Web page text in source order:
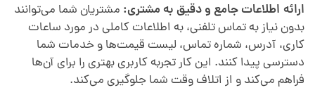
ارائه اطلاعات جامع و دقیق به مشتری: مشتریان شما می‌توانند
بدون نیاز به تماس تلفنی، به اطلاعات کاملی در مورد ساعات
کاری، آدرس، شماره تماس، لیست قیمت‌ها و خدمات شما
دسترسی پیدا کنند. این کار تجربه کاربری بهتری را برای آن‌ها
فراهم می‌کند و از اتلاف وقت شما جلوگیری می‌کند.